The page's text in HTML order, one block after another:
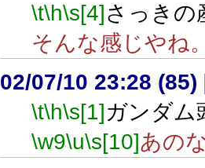
\t\h\s[4]さっきの
そんな感じやね
02/07/10 23:28 (85)
\t\h\s[1] ガンダム
\w9\u\s[10]あの